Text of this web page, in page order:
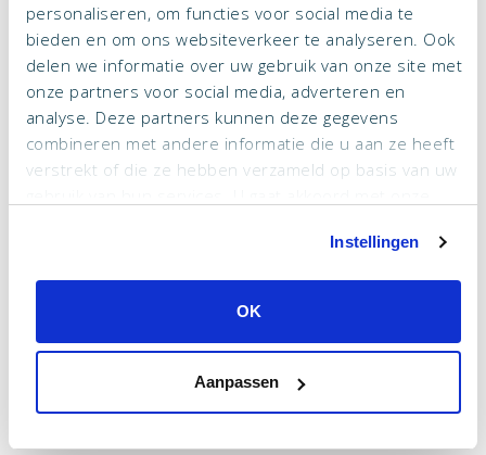
personaliseren, om functies voor social media te
bieden en om ons websiteverkeer te analyseren. Ook
delen we informatie over uw gebruik van onze site met
onze partners voor social media, adverteren en
analyse. Deze partners kunnen deze gegevens
combineren met andere informatie die u aan ze heeft
verstrekt of die ze hebben verzameld op basis van uw
Instellingen
OK
Aanpassen
excursies maakt naar onbewoonde eilanden in de
omgeving. Zo heeft u, net als bij een expeditie cruise, de
mogelijkheid om de serene natuur van Galápagos te